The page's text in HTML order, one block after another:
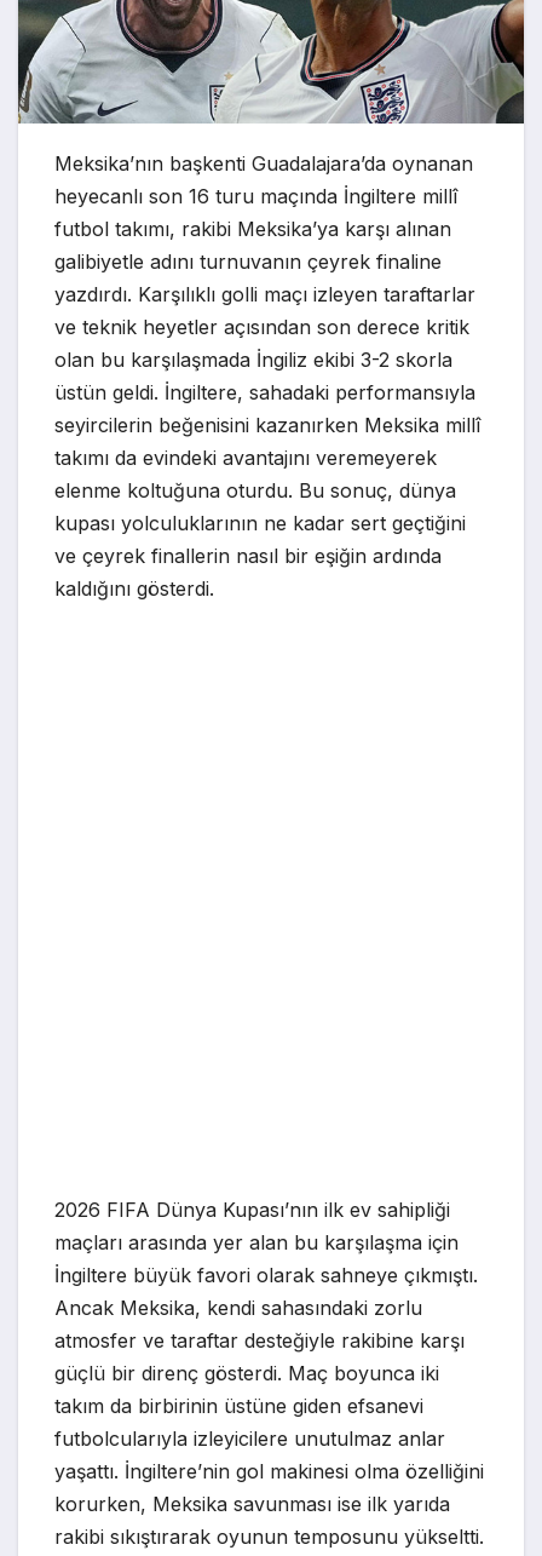
Meksika’nın başkenti Guadalajara’da oynanan
heyecanlı son 16 turu maçında İngiltere millî
futbol takımı, rakibi Meksika’ya karşı alınan
galibiyetle adını turnuvanın çeyrek finaline
yazdırdı. Karşılıklı golli maçı izleyen taraftarlar
ve teknik heyetler açısından son derece kritik
olan bu karşılaşmada İngiliz ekibi 3-2 skorla
üstün geldi. İngiltere, sahadaki performansıyla
seyircilerin beğenisini kazanırken Meksika millî
takımı da evindeki avantajını veremeyerek
elenme koltuğuna oturdu. Bu sonuç, dünya
kupası yolculuklarının ne kadar sert geçtiğini
ve çeyrek finallerin nasıl bir eşiğin ardında
kaldığını gösterdi.
2026 FIFA Dünya Kupası’nın ilk ev sahipliği
maçları arasında yer alan bu karşılaşma için
İngiltere büyük favori olarak sahneye çıkmıştı.
Ancak Meksika, kendi sahasındaki zorlu
atmosfer ve taraftar desteğiyle rakibine karşı
güçlü bir direnç gösterdi. Maç boyunca iki
takım da birbirinin üstüne giden efsanevi
futbolcularıyla izleyicilere unutulmaz anlar
yaşattı. İngiltere’nin gol makinesi olma özelliğini
korurken, Meksika savunması ise ilk yarıda
rakibi sıkıştırarak oyunun temposunu yükseltti.